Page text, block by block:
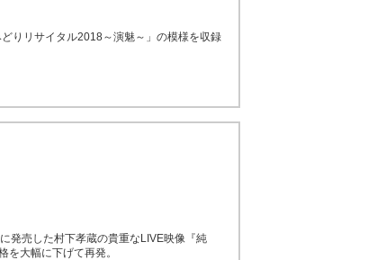
りリサイタル2018～演魅～」の模様を収録
発売した村下孝蔵の貴重なLIVE映像『純
大幅に下げて再発。